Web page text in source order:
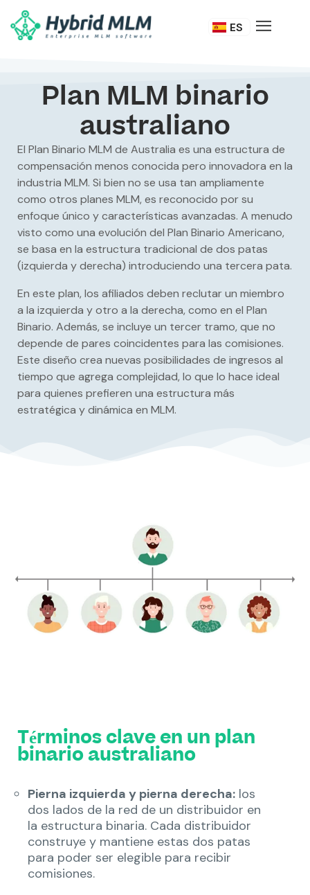
ES
IT
Plan MLM binario
australiano
El Plan Binario MLM de Australia es una estructura de
compensación menos conocida pero innovadora en la
industria MLM. Si bien no se usa tan ampliamente
como otros planes MLM, es reconocido por su
enfoque único y características avanzadas. A menudo
visto como una evolución del Plan Binario Americano,
se basa en la estructura tradicional de dos patas
(izquierda y derecha) introduciendo una tercera pata.
En este plan, los afiliados deben reclutar un miembro
a la izquierda y otro a la derecha, como en el Plan
Binario. Además, se incluye un tercer tramo, que no
depende de pares coincidentes para las comisiones.
Este diseño crea nuevas posibilidades de ingresos al
tiempo que agrega complejidad, lo que lo hace ideal
para quienes prefieren una estructura más
estratégica y dinámica en MLM.
Términos clave en un plan
binario australiano
Pierna izquierda y pierna derecha: los
dos lados de la red de un distribuidor en
la estructura binaria. Cada distribuidor
construye y mantiene estas dos patas
para poder ser elegible para recibir
comisiones.